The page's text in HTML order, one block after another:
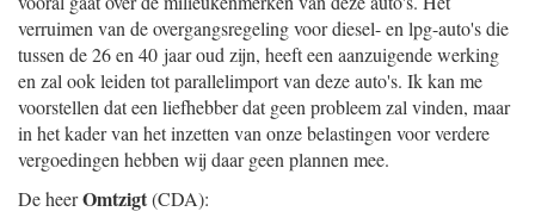
verruimen van de overgangsregeling voor diesel- en lpg-auto's die
tussen de 26 en 40 jaar oud zijn, heeft een aanzuigende werking
en zal ook leiden tot parallelimport van deze auto's. Ik kan me
voorstellen dat een liefhebber dat geen probleem zal vinden, maar
in het kader van het inzetten van onze belastingen voor verdere
vergoedingen hebben wij daar geen plannen mee.
De heerOmtzigt(CDA):